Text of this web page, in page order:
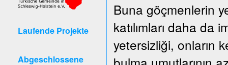
Laufende Projekte
Abgeschlossene
Buna göçmenlerin
katılımları daha da
yetersizliği, onların